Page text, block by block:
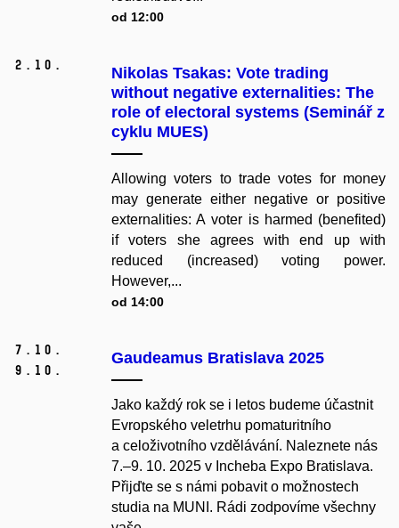
od 12:00
2. 10.
Nikolas Tsakas: Vote trading
without negative externalities: The
role of electoral systems (Seminář z
cyklu MUES)
Allowing voters to trade votes for money
may generate either negative or positive
externalities: A voter is harmed (benefited)
if voters she agrees with end up with
reduced (increased) voting power.
However,...
od 14:00
7. 10.
9. 10.
Gaudeamus Bratislava 2025
Jako každý rok se i letos budeme účastnit
Evropského veletrhu pomaturitního
a celoživotního vzdělávání. Naleznete nás
7.–9. 10. 2025 v Incheba Expo Bratislava.
Přijďte se s námi pobavit o možnostech
studia na MUNI. Rádi zodpovíme všechny